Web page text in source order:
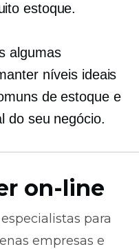
estoque.
algumas
níveis ideais
de estoque e
do seu negócio.
on-line
especialistas para
empresas e